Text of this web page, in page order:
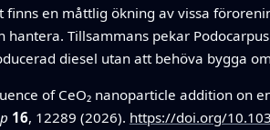
en måttlig ökning av vissa
Tillsammans pekar
diesel utan att behöva bygga
of CeO₂ nanoparticle addition on
16, 12289 (2026). https://doi.org/